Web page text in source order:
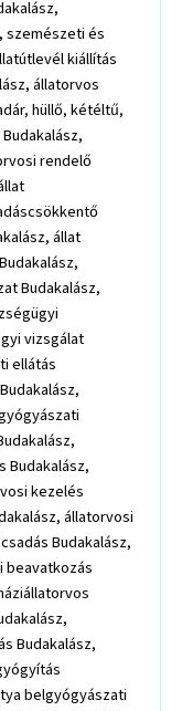
szemészeti és
kiállítás
állatorvos
hüllő, kétéltű,
rendelő
állat
Budakalász,
vizsgálat
ellátás
Budakalász,
kezelés
állatorvosi
Budakalász,
beavatkozás
Budakalász,
belgyógyászati